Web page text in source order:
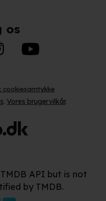
os
. Vores brugervilkår.
API but is not
by TMDB.